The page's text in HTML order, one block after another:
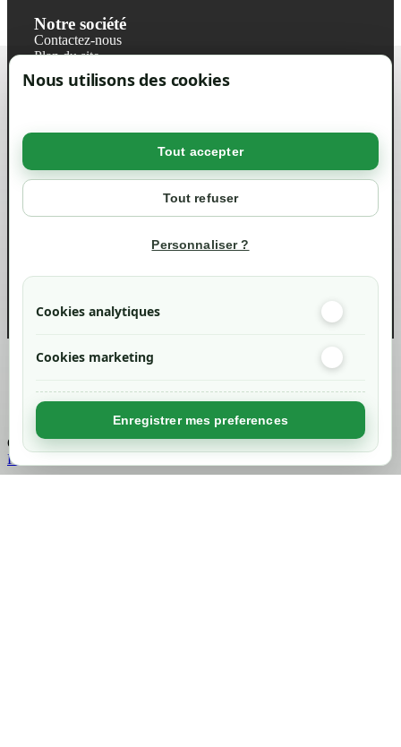
Nous utilisons des cookies
Tout accepter
Tout refuser
Personnaliser ?
Cookies analytiques
Cookies marketing
Enregistrer mes preferences
Notre société
Contactez-nous
Plan du site
Magasin
Mentions légales
Politique de confidentialité RGPD
Votre compte
info@green-tech-shop.com
Created byNageoconcept
Chargement...
Retour en haut